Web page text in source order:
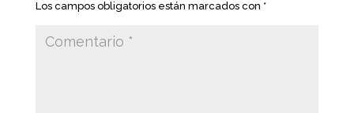
Los campos obligatorios están marcados con *